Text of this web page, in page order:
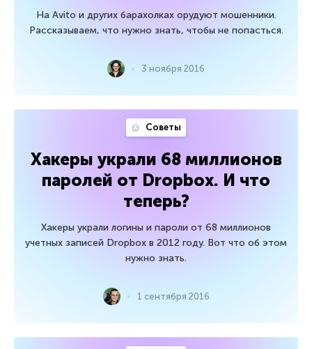
На Avito и других барахолках орудуют мошенники.
Рассказываем, что нужно знать, чтобы не попасться.
3 ноября 2016
Советы
Хакеры украли 68 миллионов
паролей от Dropbox. И что
теперь?
Хакеры украли логины и пароли от 68 миллионов
учетных записей Dropbox в 2012 году. Вот что об этом
нужно знать.
1 сентября 2016